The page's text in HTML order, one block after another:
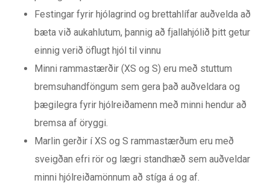
Festingar fyrir hjólagrind og brettahlífar auðvelda að
bæta við aukahlutum, þannig að fjallahjólið þitt getur
einnig verið öflugt hjól til vinnu
Minni rammastærðir (XS og S) eru með stuttum
bremsuhandföngum sem gera það auðveldara og
þægilegra fyrir hjólreiðamenn með minni hendur að
bremsa af öryggi.
Marlin gerðir í XS og S rammastærðum eru með
sveigðan efri rör og lægri standhæð sem auðveldar
minni hjólreiðamönnum að stíga á og af.